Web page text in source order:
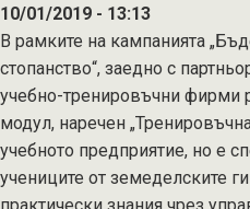
10/01/2019 - 13:13
В рамките на кампанията
стопанство“, заедно с
учебно-тренировъчни фирми
модул, наречен
учебното предприятие, но е
учениците от земеделските